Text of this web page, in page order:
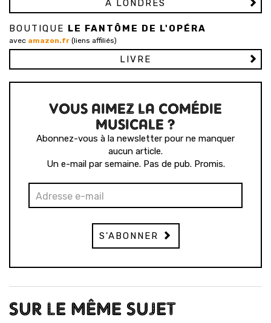
À LONDRES
BOUTIQUE LE FANTÔME DE L'OPÉRA
avec amazon.fr (liens affiliés)
LIVRE
VOUS AIMEZ LA COMÉDIE
MUSICALE ?
Abonnez-vous à la newsletter pour ne manquer
aucun article.
Un e-mail par semaine. Pas de pub. Promis.
S'ABONNER
SUR LE MÊME SUJET